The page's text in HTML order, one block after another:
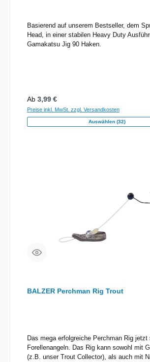
Basierend auf unserem Bestseller, dem
Head, in einer stabilen Heavy Duty
Gamakatsu Jig 90 Haken.
Regulärer Preis:
Ab 3,99 €
Preise inkl. MwSt. zzgl. Versandkosten
Auswählen (32)
BALZER Perchman Rig Trout
Das mega erfolgreiche Perchman Rig jetzt
Forellenangeln. Das Rig kann sowohl mit
(z.B. unser Trout Collector), als auch mit